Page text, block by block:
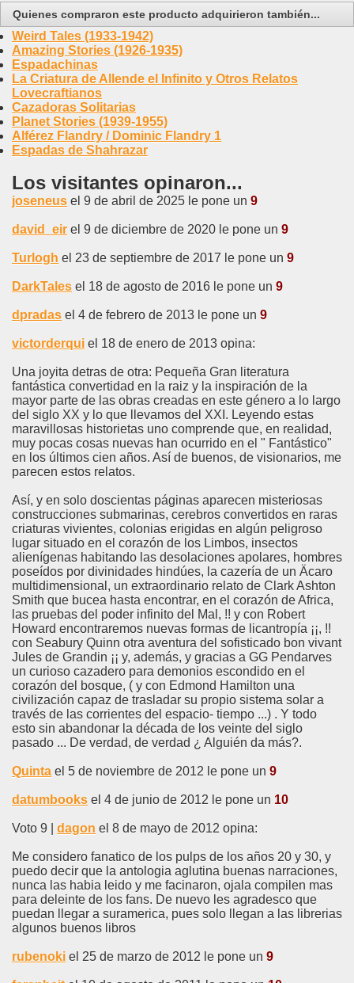
Quienes compraron este producto adquirieron también...
Weird Tales (1933-1942)
Amazing Stories (1926-1935)
Espadachinas
La Criatura de Allende el Infinito y Otros Relatos
Lovecraftianos
Cazadoras Solitarias
Planet Stories (1939-1955)
Alférez Flandry / Dominic Flandry 1
Espadas de Shahrazar
Los visitantes opinaron...
joseneus el 9 de abril de 2025 le pone un 9
david_eir el 9 de diciembre de 2020 le pone un 9
Turlogh el 23 de septiembre de 2017 le pone un 9
DarkTales el 18 de agosto de 2016 le pone un 9
dpradas el 4 de febrero de 2013 le pone un 9
victorderqui el 18 de enero de 2013 opina:
Una joyita detras de otra: Pequeña Gran literatura
fantástica convertidad en la raiz y la inspiración de la
mayor parte de las obras creadas en este género a lo largo
del siglo XX y lo que llevamos del XXI. Leyendo estas
maravillosas historietas uno comprende que, en realidad,
muy pocas cosas nuevas han ocurrido en el " Fantástico"
en los últimos cien años. Así de buenos, de visionarios, me
parecen estos relatos.
Así, y en solo doscientas páginas aparecen misteriosas
construcciones submarinas, cerebros convertidos en raras
criaturas vivientes, colonias erigidas en algún peligroso
lugar situado en el corazón de los Limbos, insectos
alienígenas habitando las desolaciones apolares, hombres
poseídos por divinidades hindúes, la cazería de un Äcaro
multidimensional, un extraordinario relato de Clark Ashton
Smith que bucea hasta encontrar, en el corazón de Africa,
las pruebas del poder infinito del Mal, !! y con Robert
Howard encontraremos nuevas formas de licantropía ¡¡, !!
con Seabury Quinn otra aventura del sofisticado bon vivant
Jules de Grandin ¡¡ y, además, y gracias a GG Pendarves
un curioso cazadero para demonios escondido en el
corazón del bosque, ( y con Edmond Hamilton una
civilización capaz de trasladar su propio sistema solar a
través de las corrientes del espacio- tiempo ...) . Y todo
esto sin abandonar la década de los veinte del siglo
pasado ... De verdad, de verdad ¿ Alguién da más?.
Quinta el 5 de noviembre de 2012 le pone un 9
datumbooks el 4 de junio de 2012 le pone un 10
Voto 9 | dagon el 8 de mayo de 2012 opina:
Me considero fanatico de los pulps de los años 20 y 30, y
puedo decir que la antologia aglutina buenas narraciones,
nunca las habia leido y me facinaron, ojala compilen mas
para deleinte de los fans. De nuevo les agradesco que
puedan llegar a suramerica, pues solo llegan a las librerias
algunos buenos libros
rubenoki el 25 de marzo de 2012 le pone un 9